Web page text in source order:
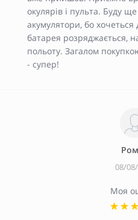
окулярів і пульта. Буду
акумулятори, бо
батарея розряджається,
польоту. Загалом
- супер!
08/
Моя